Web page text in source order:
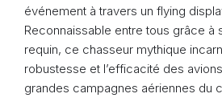
événement à travers un flying
Reconnaissable entre tous grâce à
requin, ce chasseur mythique
robustesse et l’efficacité des
grandes campagnes aériennes du